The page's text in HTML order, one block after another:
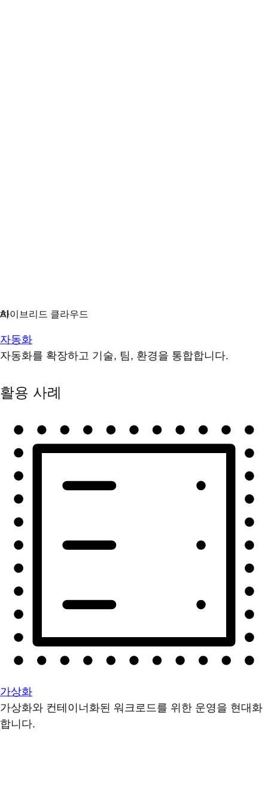
자동화
자동화를 확장하고 기술, 팀, 환경을 통합합니다.
활용 사례
가상화
가상화와 컨테이너화된 워크로드를 위한 운영을 현대화
합니다.